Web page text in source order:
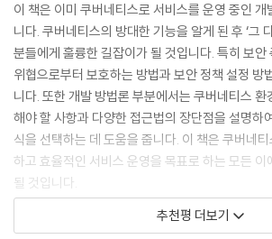
_7.3 글로벌 트래픽 로드 밸런싱
_7.4 안정적인 글로벌 롤아웃
__7.4.1 사전 롤아웃 검사
__7.4.2 카나리 리전
__7.4.3 리전 타입 식별
__7.4.4 글로벌 롤아웃 전략 수립
_7.5 문제 발생 시 대처 요령
_7.6 글로벌 롤아웃 모범 사례
CHAPTER 08 리소스 관리
이 책은 이미 쿠버네티스로 서비스를 운영 중인
니다. 쿠버네티스의 방대한 기능을 알게 된 후 ‘그
분들에게 훌륭한 길잡이가 될 것입니다. 특히 보
위협으로부터 보호하는 방법과 보안 정책 설정 방
니다. 또한 개발 방법론 부분에서는 쿠버네티스 환
해야 할 사항과 다양한 접근법의 장단점을 설명하
식을 선택하는 데 도움을 줍니다. 이 책은 쿠버네
하고 효율적인 서비스 운영을 목표로 하는 모든
될 것입니다.
추천평 더보기